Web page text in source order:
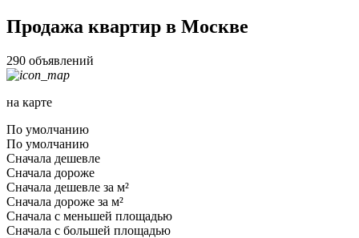
Продажа квартир в Москве
290 объявлений
на карте
По умолчанию
По умолчанию
Сначала дешевле
Сначала дороже
Сначала дешевле за м²
Сначала дороже за м²
Сначала с меньшей площадью
Сначала с большей площадью